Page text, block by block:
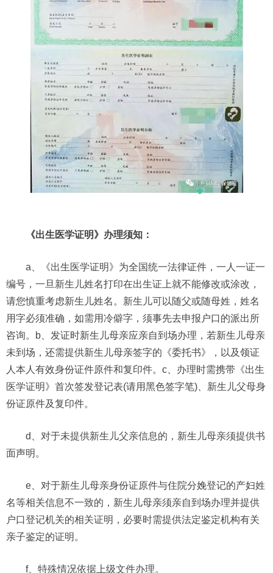
《出生医学证明》办理须知：
a、《出生医学证明》为全国统一法律证件，一人一证一
编号，一旦新生儿姓名打印在出生证上就不能修改或涂改，
请您慎重考虑新生儿姓名。新生儿可以随父或随母姓，姓名
用字必须准确，如需用冷僻字，须事先去申报户口的派出所
咨询。b、发证时新生儿母亲应亲自到场办理，若新生儿母亲
未到场，还需提供新生儿母亲签字的《委托书》，以及领证
人本人有效身份证件原件和复印件。c、办理时需携带《出生
医学证明》首次签发登记表(请用黑色签字笔)、新生儿父母身
份证原件及复印件。
d、对于未提供新生儿父亲信息的，新生儿母亲须提供书
面声明。
e、对于新生儿母亲身份证原件与住院分娩登记的产妇姓
名等相关信息不一致的，新生儿母亲须亲自到场办理并提供
户口登记机关的相关证明，必要时需提供法定鉴定机构有关
亲子鉴定的证明。
f、特殊情况依据上级文件办理。